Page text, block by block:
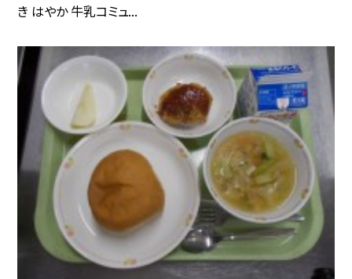
き はやか 牛乳コミュ...